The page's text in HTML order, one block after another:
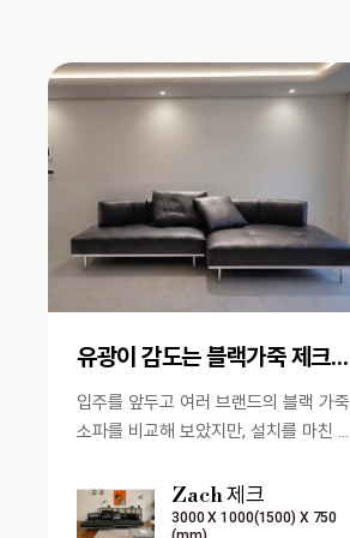
유광이 감도는 블랙가죽 제크소파 쨩입니다.
입주를 앞두고 여러 브랜드의 블랙 가죽
소파를 비교해 보았지만, 설치를 마친 순
생각이 들었습니다. 넓게 펼쳐…
Zach 제크
3000 X 1000(1500) X 750